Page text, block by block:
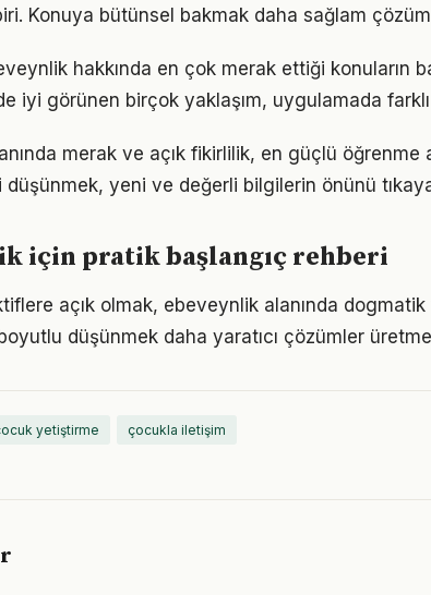
Konuya bütünsel bakmak daha sağlam
hakkında en çok merak ettiği konuların
iyi görünen birçok yaklaşım, uygulamada
merak ve açık fikirlilik, en güçlü öğrenme
düşünmek, yeni ve değerli bilgilerin önünü
için pratik başlangıç rehberi
açık olmak, ebeveynlik alanında dogmatik
düşünmek daha yaratıcı çözümler
yetiştirme çocukla iletişim